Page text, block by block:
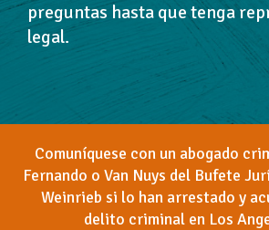
preguntas hasta que tenga
legal.
Comuníquese con un abogado
Fernando o Van Nuys del Bufete
Weinrieb si lo han arrestado y
delito criminal en Los